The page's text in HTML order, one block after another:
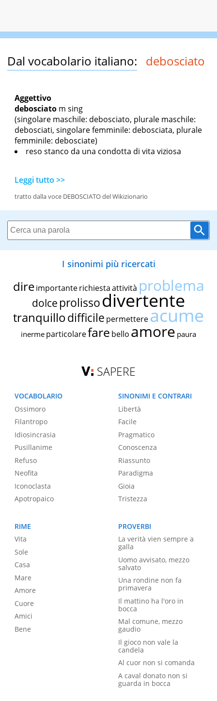
Dal vocabolario italiano: debosciato
Aggettivo
debosciato m sing
(singolare maschile: debosciato, plurale maschile:
debosciati, singolare femminile: debosciata, plurale
femminile: debosciate)
reso stanco da una condotta di vita viziosa
Leggi tutto >>
tratto dalla voce DEBOSCIATO del Wikizionario
I sinonimi più ricercati
dire importante richiestaattività problema
dolce prolissodivertente
tranquillodifficile permettereacume
inerme particolarefare bello amore paura
SAPERE
VOCABOLARIO
Ossimoro
Filantropo
Idiosincrasia
Pusillanime
Refuso
Neofita
Iconoclasta
Apotropaico
SINONIMI E CONTRARI
Libertà
Facile
Pragmatico
Conoscenza
Riassunto
Paradigma
Gioia
Tristezza
RIME
Vita
Sole
Casa
Mare
Amore
Cuore
Amici
Bene
PROVERBI
La verità vien sempre a
galla
Uomo avvisato, mezzo
salvato
Una rondine non fa
primavera
Il mattino ha l'oro in
bocca
Mal comune, mezzo
gaudio
Il gioco non vale la
candela
Al cuor non si comanda
A caval donato non si
guarda in bocca